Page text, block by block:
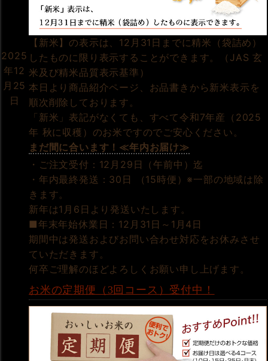
2025
年12
月25
日
【新米】の表示は、12月31日までに精米（袋詰め）
したものに限り表示することができます。（JAS 玄
米及び精米品質表示基準）
本日より商品紹介ページ、お品書きから新米表示を
順次削除しております。
「新米」表記がなくても、すべて令和7年産（2025
年 秋に収穫）のお米ですのでご安心ください。
まだ間に合います！≪年内お届け≫
・ご注文受付：12月29日（午前中）迄
・年内最終発送：30日 （15時便）※一部の地域は除
きます。
新年は1月6日より発送いたします。
■年末年始休業日：12月31日～1月4日
期間中は発送およびお問い合わせ対応をお休みさせ
ていただきます。
何卒ご理解のほどよろしくお願い申し上げます。
お米の定期便（3回コース）受付中！